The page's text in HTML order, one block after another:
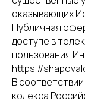
оказывающих
Публичная
доступе в
пользования
https://
В
кодекса